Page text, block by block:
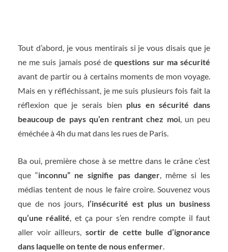
Tout d’abord, je vous mentirais si je vous disais que je
ne me suis jamais posé dequestions sur ma sécurité
avant de partir ou à certains moments de mon voyage.
Mais en y réfléchissant, je me suis plusieurs fois fait la
réflexion que je serais bien plus en sécurité dans
beaucoup de pays qu’en rentrant chez moi, un peu
éméchée à 4h du mat dans les rues de Paris.
Ba oui, première chose à se mettre dans le crâne c’est
que “inconnu” ne signifie pas danger, même si les
médias tentent de nous le faire croire. Souvenez vous
que de nos jours, l’insécurité est plus un business
qu’une réalité, et ça pour s’en rendre compte il faut
aller voir ailleurs, sortir de cette bulle d’ignorance
dans laquelle on tente de nous enfermer.